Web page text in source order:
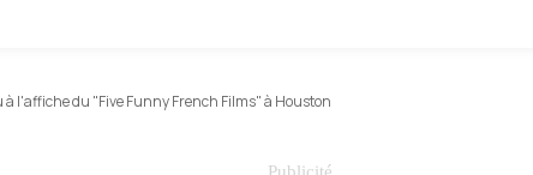
l'affiche du "Five Funny French Films" à Houston